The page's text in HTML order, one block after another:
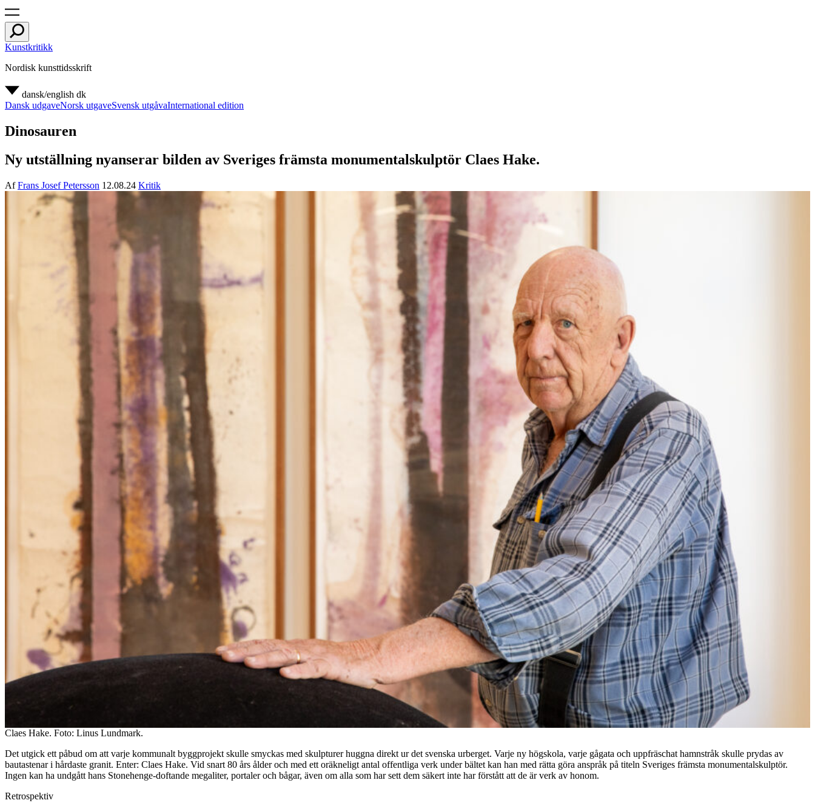
Kunstkritikk
Nordisk kunsttidsskrift
dansk/english dk
Dansk udgaveNorsk utgaveSvensk utgåvaInternational edition
Dinosauren
Ny utställning nyanserar bilden av Sveriges främsta monumentalskulptör Claes Hake.
AfFrans Josef Petersson 12.08.24 Kritik
Claes Hake. Foto: Linus Lundmark.
Det utgick ett påbud om att varje kommunalt byggprojekt skulle smyckas med skulpturer huggna direkt ur det svenska urberget. Varje ny högskola, varje gågata och uppfräschat hamnstråk skulle prydas av
bautastenar i hårdaste granit. Enter: Claes Hake. Vid snart 80 års ålder och med ett oräkneligt antal offentliga verk under bältet kan han med rätta göra anspråk på titeln Sveriges främsta monumentalskulptör.
Ingen kan ha undgått hans Stonehenge-doftande megaliter, portaler och bågar, även om alla som har sett dem säkert inte har förstått att de är verk av honom.
Retrospektiv